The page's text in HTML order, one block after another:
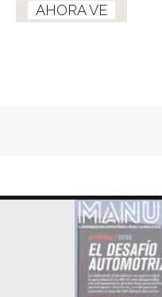
AHORA VE